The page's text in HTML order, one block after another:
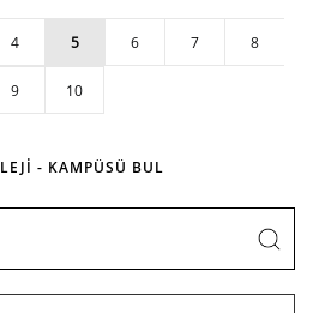
4 5 6 7 8
9 10
- KAMPÜSÜ BUL